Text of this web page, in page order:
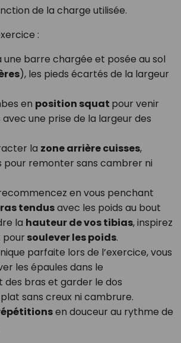
de la charge utilisée.
:
une barre chargée et posée au sol
), les pieds écartés de la largeur
en position squat pour venir
avec une prise de la largeur des
la zone arrière cuisses,
pour remonter sans cambrer ni
en vous penchant
tendusavec les poids au bout
la hauteur de vos tibias, inspirez
soulever les poids.
parfaite lors de l’exercice, vous
les épaules dans le
bras et garder le dos
sans creux ni cambrure.
répétitionsen douceur au rythme de